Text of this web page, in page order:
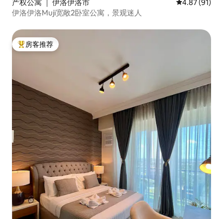
产权公寓 ｜ 伊洛伊洛市 平均评分
4.87 (91)
伊洛伊洛Muji宽敞2卧室公寓，景观迷人
热门「房客推荐」
房客推荐